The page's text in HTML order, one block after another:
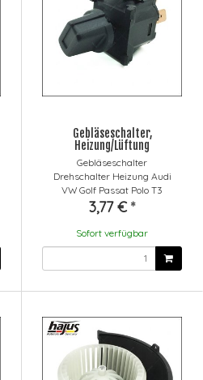
Gebläseschalter,
Heizung/Lüftung
Gebläseschalter
Drehschalter Heizung Audi
VW Golf Passat Polo T3
3,77 € *
Sofort verfügbar